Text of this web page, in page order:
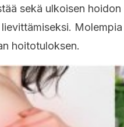
sekä ulkoisen
hoitotuloksen.